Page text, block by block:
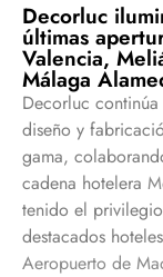
Decorluc
últimas
Valencia,
Málaga
Decorluc
diseño y
gama,
cadena hotelera
tenido el
destacados
Aeropuerto de